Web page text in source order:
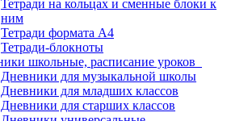
Тетради на кольцах и сменные блоки к
ним
Тетради формата А4
Тетради-блокноты
школьные, расписание уроков
Дневники для музыкальной школы
Дневники для младших классов
Дневники для старших классов